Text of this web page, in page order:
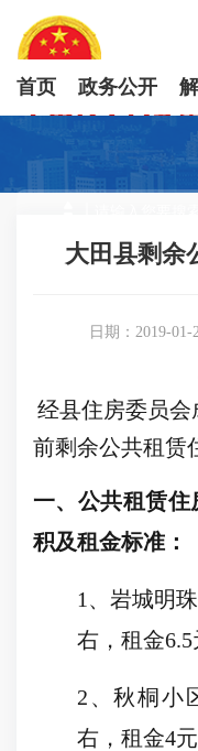
首页 政务公开
大田县剩余
日期：2019-01-
经县住房委员会
前剩余公共租赁
一、公共租赁
积及租金标准：
1 、岩城明
右，租金6.5
2 、秋桐小
右，租金4元